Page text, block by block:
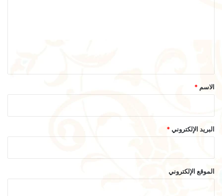
*
الاسم *
البريد الإلكتروني*
الموقع الإلكتروني